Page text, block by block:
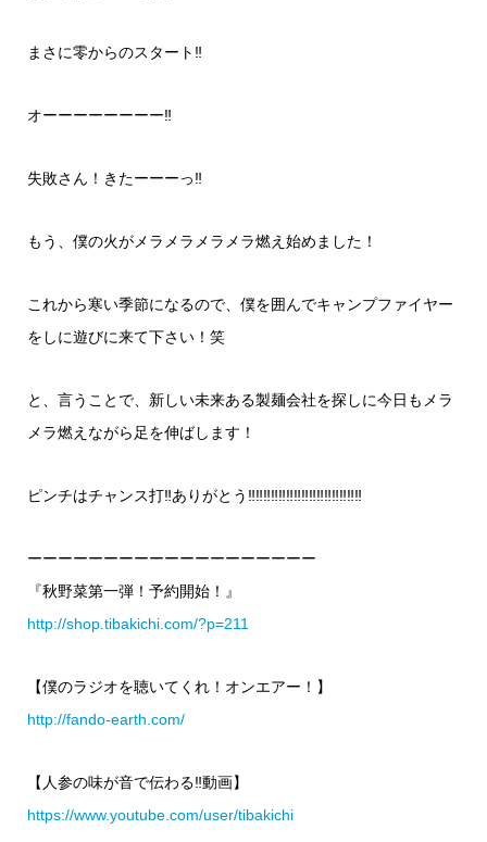
まさに零からのスタート‼︎
オーーーーーーーー‼︎
失敗さん！きたーーーっ‼︎
もう、僕の火がメラメラメラメラ燃え始めました！
これから寒い季節になるので、僕を囲んでキャンプファイヤー
をしに遊びに来て下さい！笑
と、言うことで、新しい未来ある製麺会社を探しに今日もメラ
メラ燃えながら足を伸ばします！
ピンチはチャンス打‼︎ありがとう‼︎‼︎‼︎‼︎‼︎‼︎‼︎‼︎‼︎‼︎‼︎‼︎‼︎‼︎‼︎
ーーーーーーーーーーーーーーーーーーー
『秋野菜第一弾！予約開始！』
http://shop.tibakichi.com/?p=211
【僕のラジオを聴いてくれ！オンエアー！】
http://fando-earth.com/
【人参の味が音で伝わる‼︎動画】
https://www.youtube.com/user/tibakichi